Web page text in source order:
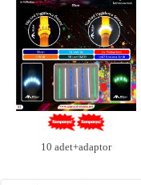
10 adet+adaptor